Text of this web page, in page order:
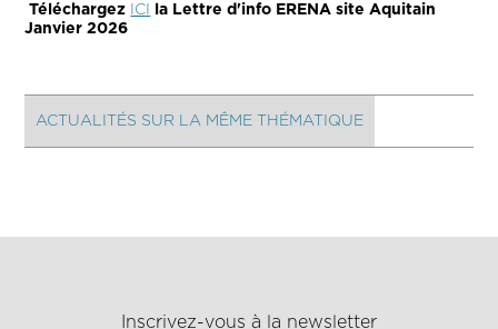
Téléchargez ICI
la Lettre d'info ERENA site Aquitain
Janvier 2026
ACTUALITÉS SUR LA MÊME THÉMATIQUE
Inscrivez-vous à la newsletter